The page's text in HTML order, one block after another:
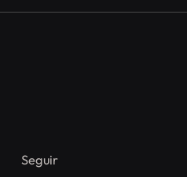
Seguir